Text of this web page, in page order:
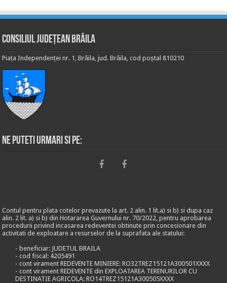
Consiliul Județean Brăila
Piața Independenței nr. 1, Brăila, jud. Brăila, cod poștal 810210
Ne puteti urmari si pe:
Contul pentru plata cotelor prevazute la art. 2 alin. 1 lit.a) si b) si dupa caz
alin. 2 lit. a) si b) din Hotararea Guvernului nr. 70/2022, pentru aprobarea
procedurii privind incasarea redeventei obtinute prin concesionare din
activitati de exploatare a resurselor de la suprafata ale statului:
- beneficiar: JUDETUL BRAILA
- cod fiscal: 4205491
- cont virament REDEVENTE MINIERE: RO32TREZ15121A300501XXXX
- cont virament REDEVENTE din EXPLOATAREA TERENURILOR CU
DESTINATIE AGRICOLA: RO14TREZ15121A300505XXXX